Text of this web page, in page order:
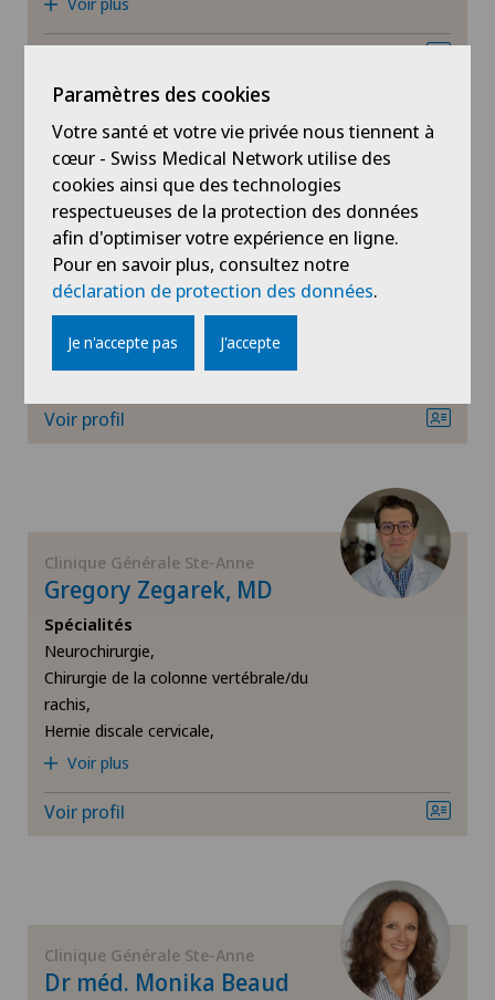
Hernie discale cervicale
Hernie discale lombaire
Hernies (hernies inguinales)
Infectiologie
Lésions du cartilage
Luxation de l’épaule
Médecine du sport
Neurologie
Névrome de Morton
Ostéoporose, fractures de la colonne vertébrale
Oto-rhino-laryngologie (ORL)
Prothèse de disque intervertébral | Disque
Prothèse de hanche
Voir profil
Clinique Générale Ste-Anne
Dr méd. Yves Willemin
Spécialités
Chirurgie orthopédique,
Chirurgie du pied/de la cheville,
Arthrose de la cheville,
Voir plus
Voir profil
Clinique Générale Ste-Anne
Gregory Zegarek, MD
Spécialités
Neurochirurgie,
Chirurgie de la colonne vertébrale/du
rachis,
Hernie discale cervicale,
Voir plus
Voir profil
Clinique Générale Ste-Anne
Dr méd. Monika Beaud
Paramètres des cookies
Votre santé et votre vie privée nous tiennent à
cœur - Swiss Medical Network utilise des
cookies ainsi que des technologies
respectueuses de la protection des données
afin d'optimiser votre expérience en ligne.
Pour en savoir plus, consultez notre
déclaration de protection des données.
Je n'accepte pas J'accepte